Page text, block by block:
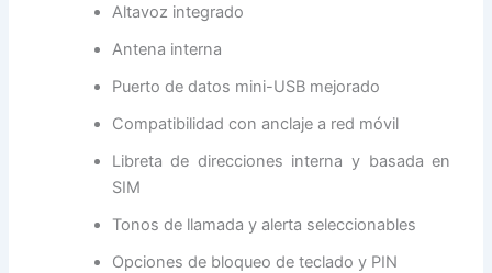
Altavoz integrado
Antena interna
Puerto de datos mini-USB mejorado
Compatibilidad con anclaje a red móvil
Libreta de direcciones interna y basada en
SIM
Tonos de llamada y alerta seleccionables
Opciones de bloqueo de teclado y PIN